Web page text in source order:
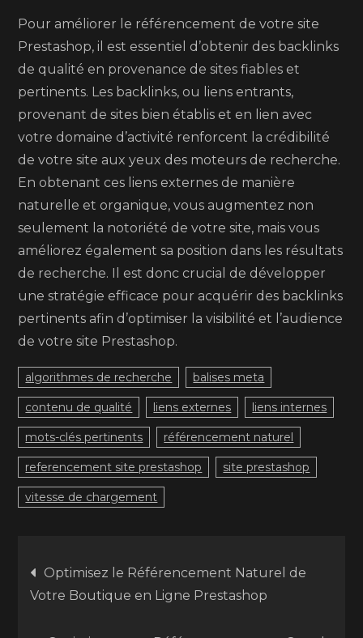
Pour améliorer le référencement de votre site
Prestashop, il est essentiel d’obtenir des backlinks
de qualité en provenance de sites fiables et
pertinents. Les backlinks, ou liens entrants,
provenant de sites bien établis et en lien avec
votre domaine d’activité renforcent la crédibilité
de votre site aux yeux des moteurs de recherche.
En obtenant ces liens externes de manière
naturelle et organique, vous augmentez non
seulement la notoriété de votre site, mais vous
améliorez également sa position dans les résultats
de recherche. Il est donc crucial de développer
une stratégie efficace pour acquérir des backlinks
pertinents afin d’optimiser la visibilité et l’audience
de votre site Prestashop.
algorithmes de recherche balises meta
contenu de qualité liens externes liens internes
mots-clés pertinents référencement naturel
referencement site prestashop site prestashop
vitesse de chargement
Navigation
de
Optimisez le Référencement Naturel de
Votre Boutique en Ligne Prestashop